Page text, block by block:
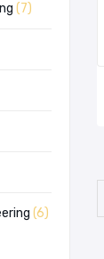
(7)
(6)